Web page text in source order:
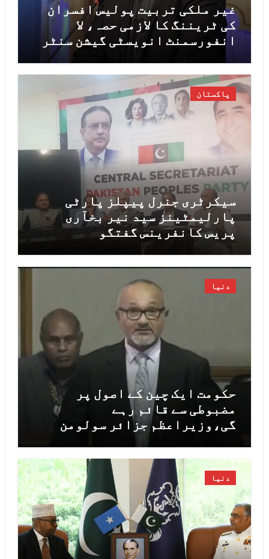
غیر ملکی تربیت پولیس افسران
کی ٹریننگ کا لازمی حصہ، لا
انفورسمنٹ انویسٹی گیشن سنٹر
کے قیام کے لیے پائلٹ پراجیکٹ
شروع کیا جائے گا، محسن نقوی
پاکستان
سیکرٹری جنرل پیپلز پارٹی
پارلیمٹینز سید نیر بخآری
پریس کانفرینس گفتگو
دنیا
حکومت ایک چین کے اصول پر
مضبوطی سے قائم رہے
گی،وزیراعظم جزائر سولومن
دنیا